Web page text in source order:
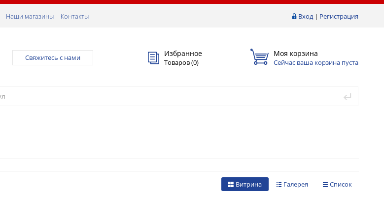
Вход| Регистрация
Наши магазины Контакты
Свяжитесь с нами Избранное
Товаров (0)
Моя корзина
Сейчас ваша корзина пуста
Список
Галерея
Витрина